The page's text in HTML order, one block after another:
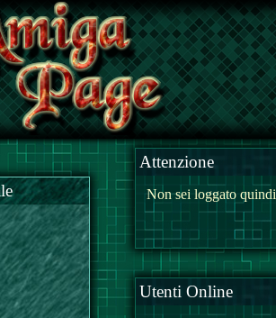
Attenzione
Non sei loggato
Utenti Online